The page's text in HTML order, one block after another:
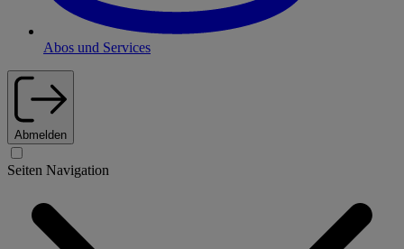
Abos und Services
Abmelden
Seiten Navigation